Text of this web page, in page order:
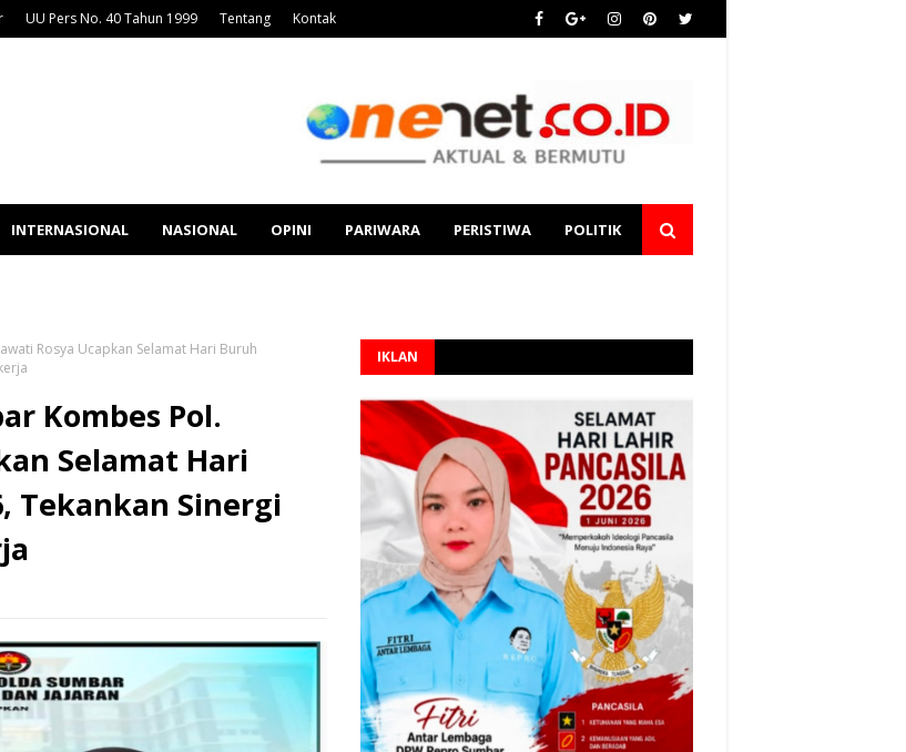
UU Pers No. 40 Tahun 1999 Tentang Kontak
INTERNASIONAL NASIONAL OPINI PARIWARA PERISTIWA POLITIK
Rosya Ucapkan Selamat Hari Buruh
Kombes Pol.
Selamat Hari
Tekankan Sinergi
IKLAN